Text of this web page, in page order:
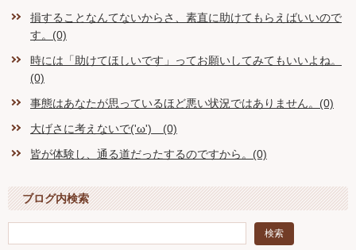
損することなんてないからさ、素直に助けてもらえばいいので
す。(0)
時には「助けてほしいです」ってお願いしてみてもいいよね。
(0)
事態はあなたが思っているほど悪い状況ではありません。(0)
大げさに考えないで('ω') (0)
皆が体験し、通る道だったするのですから。(0)
ブログ内検索